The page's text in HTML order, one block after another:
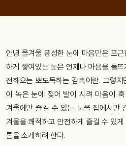
안녕 올겨울 풍성한 눈에 마음만은 포
하게 쌓여있는 눈은 언제나 마음을 들
전해오는 뽀도독하는 감촉이란. 그렇
이 녹은 눈에 젖어 발이 시려 마음이
겨울에만 즐길 수 있는 눈을 집에서만
겨울을 쾌적하고 안전하게 즐길 수 있
톤을 소개하려 한다.